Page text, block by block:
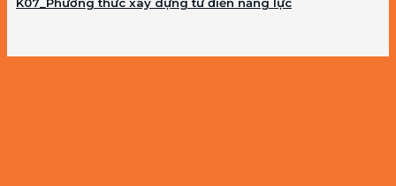
K07_Phương thức xây dựng từ điển năng lực